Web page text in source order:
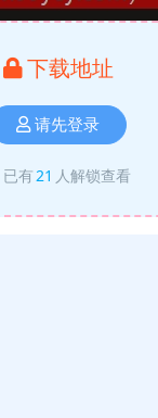
下载地址
请先登录
已有21 人解锁查看